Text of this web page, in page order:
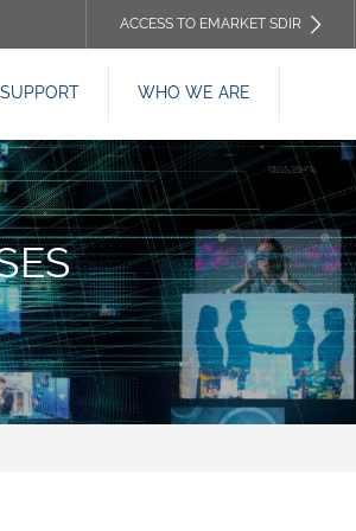
TOP
HEADER
MENU
ACCESS TO EMARKET SDIR
SUPPORT WHO WE ARE